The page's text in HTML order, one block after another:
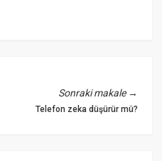
Sonraki makale→
Telefon zeka düşürür mü?